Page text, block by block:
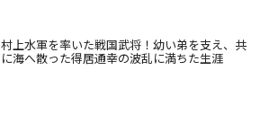
村上水軍を率いた戦国武将！幼い弟を支え、共
に海へ散った得居通幸の波乱に満ちた生涯